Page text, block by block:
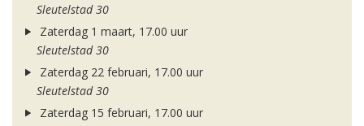
Sleutelstad 30
Zaterdag 1 maart, 17.00 uur
Sleutelstad 30
Zaterdag 22 februari, 17.00 uur
Sleutelstad 30
Zaterdag 15 februari, 17.00 uur